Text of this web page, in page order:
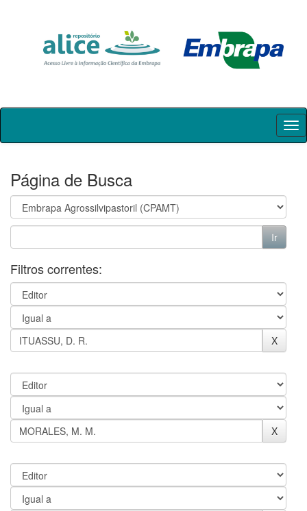
Skip
Página de Busca
Filtros correntes: